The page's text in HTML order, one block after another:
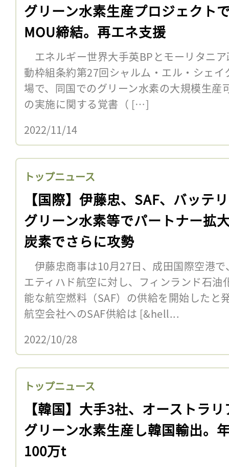
グリーン水素生産プロジェクト
MOU締結。再エネ支援
エネルギー世界大手英BPとモーリタニ
動枠組条約第27回シャルム・エル・シェ
場で、同国でのグリーン水素の大規模生産
の実施に関する覚書（ […]
2022/11/14
トップニュース
【国際】伊藤忠、SAF、バッテ
グリーン水素等でパートナー拡
炭素でさらに攻勢
伊藤忠商事は10月27日、成田国際空港
エティハド航空に対し、フィンランド石油
能な航空燃料（SAF）の供給を開始したと
航空会社へのSAF供給は [&hell...
2022/10/28
トップニュース
【韓国】大手3社、オーストラ
グリーン水素生産し韓国輸出。
100万t